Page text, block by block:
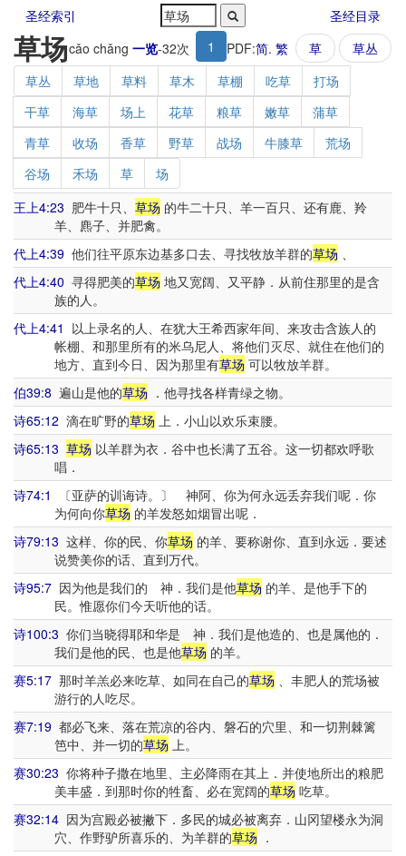
圣经索引 圣经目录
草场cǎo chǎng 一览-32次 1 PDF:简. 繁 草
草丛
草丛
草地 草料 草木 草棚 吃草
打场
干草
海草 场上 花草 粮草 嫩草
蒲草
青草
收场 香草 野草 战场 牛膝草
荒场
谷场
禾场 草
场
王上4:23 肥牛十只、 草场 的牛二十只、羊一百只、还有鹿、羚
羊、麃子、并肥禽。
代上4:39 他们往平原东边基多口去、寻找牧放羊群的草场 、
代上4:40 寻得肥美的草场 地又宽阔、又平静．从前住那里的是含
族的人。
代上4:41 以上录名的人、在犹大王希西家年间、来攻击含族人的
帐棚、和那里所有的米乌尼人、将他们灭尽、就住在他们的
地方、直到今日、因为那里有草场 可以牧放羊群。
伯39:8 遍山是他的草场 ．他寻找各样青绿之物。
诗65:12 滴在旷野的草场 上．小山以欢乐束腰。
诗65:13 草场 以羊群为衣．谷中也长满了五谷。这一切都欢呼歌
唱．
诗74:1
〔亚萨的训诲诗。〕 神阿、你为何永远丢弃我们呢．你
为何向你草场 的羊发怒如烟冒出呢．
诗79:13 这样、你的民、你草场 的羊、要称谢你、直到永远．要述
说赞美你的话、直到万代。
诗95:7 因为他是我们的 神．我们是他草场 的羊、是他手下的
民。惟愿你们今天听他的话。
诗100:3 你们当晓得耶和华是 神．我们是他造的、也是属他的．
我们是他的民、也是他草场 的羊。
赛5:17 那时羊羔必来吃草、如同在自己的草场 、丰肥人的荒场被
游行的人吃尽。
赛7:19 都必飞来、落在荒凉的谷内、磐石的穴里、和一切荆棘篱
笆中、并一切的草场 上。
赛30:23 你将种子撒在地里、主必降雨在其上．并使地所出的粮肥
美丰盛．到那时你的牲畜、必在宽阔的草场 吃草。
赛32:14 因为宫殿必被撇下．多民的城必被离弃．山冈望楼永为洞
穴、作野驴所喜乐的、为羊群的草场 ．